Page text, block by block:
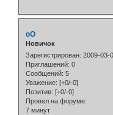
oO
Новичок
Зарегистрирован: 2009-03-
Приглашений: 0
Сообщений: 5
Уважение: [+0/-0]
Позитив: [+0/-0]
Провел на форуме:
7 минут